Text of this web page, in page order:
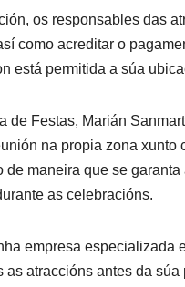
os responsables das
como acreditar o
está permitida a súa
de Festas, Marián
na propia zona
maneira que se
as celebracións.
empresa especializada
atraccións antes da